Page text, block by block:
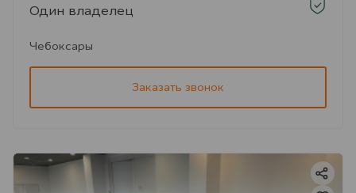
Один владелец
Чебоксары
Заказать звонок